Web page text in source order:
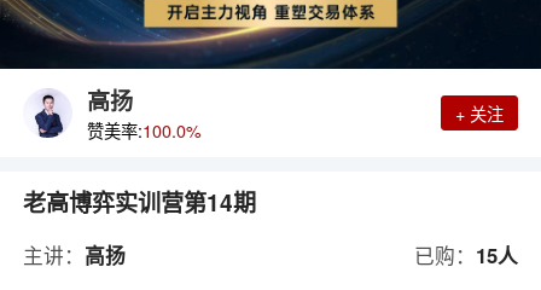
高扬
赞美率:100.0%
+ 关注
老高博弈实训营第14期
主讲： 高扬 已购： 15人